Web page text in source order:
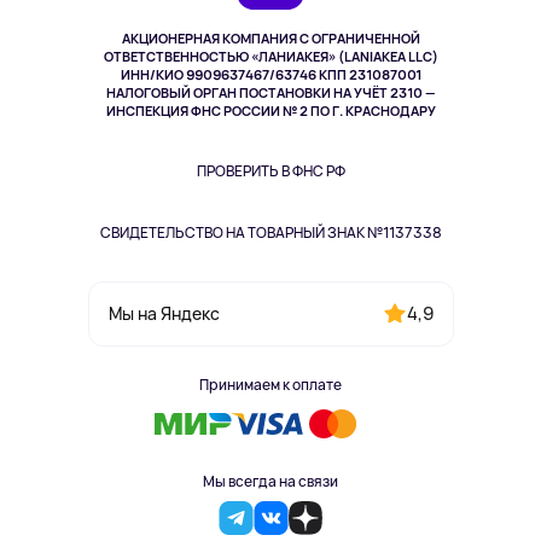
АКЦИОНЕРНАЯ КОМПАНИЯ С ОГРАНИЧЕННОЙ
ОТВЕТСТВЕННОСТЬЮ «ЛАНИАКЕЯ» (LANIAKEA LLC)
ИНН/КИО 9909637467/63746 КПП 231087001
НАЛОГОВЫЙ ОРГАН ПОСТАНОВКИ НА УЧЁТ 2310 —
ИНСПЕКЦИЯ ФНС РОССИИ № 2 ПО Г. КРАСНОДАРУ
ПРОВЕРИТЬ В ФНС РФ
СВИДЕТЕЛЬСТВО НА ТОВАРНЫЙ ЗНАК №1137338
Мы на Яндекс 4,9
Принимаем к оплате
Мы всегда на связи
Здоровье питомцев
Одежда и аксессуары